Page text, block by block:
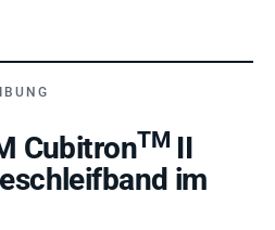
CubitronTM II
im